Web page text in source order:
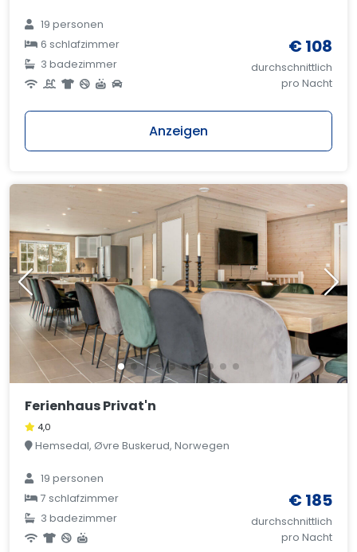
19 personen
6 schlafzimmer
3 badezimmer
€ 108
durchschnittlich
pro Nacht
Anzeigen
Ferienhaus Privat'n
4,0
Hemsedal, Øvre Buskerud, Norwegen
19 personen
7 schlafzimmer
3 badezimmer
€ 185
durchschnittlich
pro Nacht